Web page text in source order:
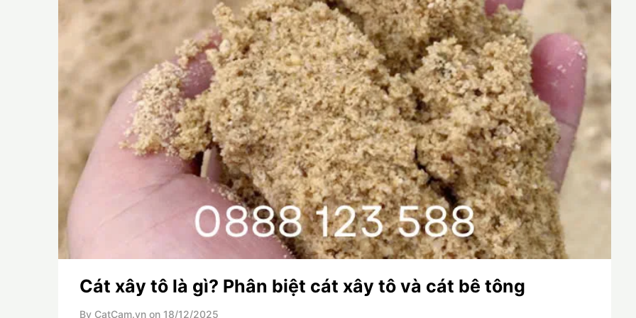
Cát xây tô là gì? Phân biệt cát xây tô và cát bê tông
By CatCam.vn on 18/12/2025